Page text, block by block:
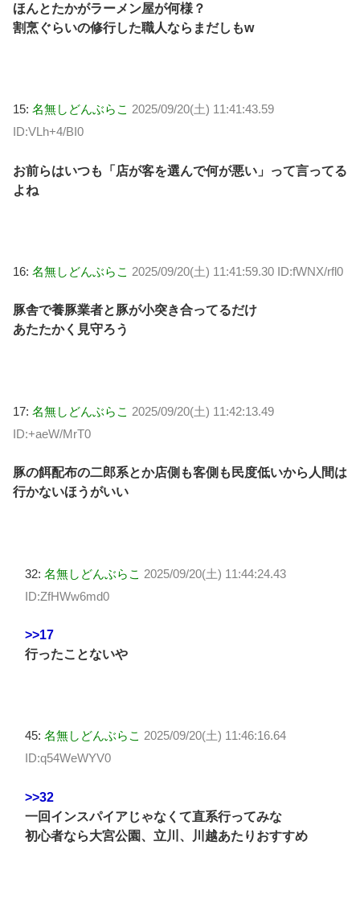
ほんとたかがラーメン屋が何様？
割烹ぐらいの修行した職人ならまだしもw
15: 名無しどんぶらこ 2025/09/20(土) 11:41:43.59
ID:VLh+4/BI0
お前らはいつも「店が客を選んで何が悪い」って言ってる
よね
16: 名無しどんぶらこ 2025/09/20(土) 11:41:59.30 ID:fWNX/rfl0
豚舎で養豚業者と豚が小突き合ってるだけ
あたたかく見守ろう
17: 名無しどんぶらこ 2025/09/20(土) 11:42:13.49
ID:+aeW/MrT0
豚の餌配布の二郎系とか店側も客側も民度低いから人間は
行かないほうがいい
32: 名無しどんぶらこ 2025/09/20(土) 11:44:24.43
ID:ZfHWw6md0
>>17
行ったことないや
45: 名無しどんぶらこ 2025/09/20(土) 11:46:16.64
ID:q54WeWYV0
>>32
一回インスパイアじゃなくて直系行ってみな
初心者なら大宮公園、立川、川越あたりおすすめ